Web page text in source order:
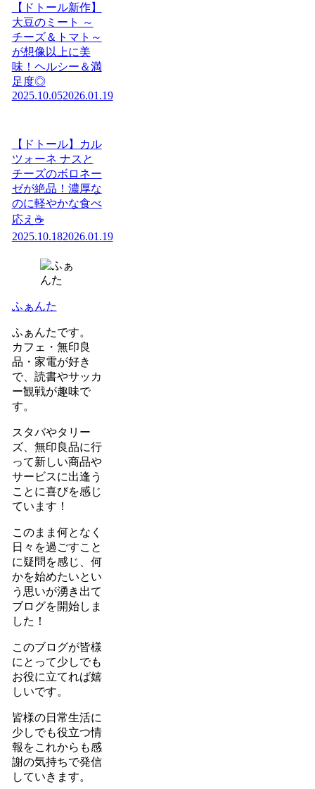
【ドトール新作】
大豆のミート ～
チーズ＆トマト～
が想像以上に美
味！ヘルシー＆満
足度◎
2025.10.052026.01.19
【ドトール】カル
ツォーネ ナスと
チーズのボロネー
ゼが絶品！濃厚な
のに軽やかな食べ
応え☕️
2025.10.182026.01.19
ふぁんた
ふぁんたです。
カフェ・無印良
品・家電が好き
で、読書やサッカ
ー観戦が趣味で
す。
スタバやタリー
ズ、無印良品に行
って新しい商品や
サービスに出逢う
ことに喜びを感じ
ています！
このまま何となく
日々を過ごすこと
に疑問を感じ、何
かを始めたいとい
う思いが湧き出て
ブログを開始しま
した！
このブログが皆様
にとって少しでも
お役に立てれば嬉
しいです。
皆様の日常生活に
少しでも役立つ情
報をこれからも感
謝の気持ちで発信
していきます。